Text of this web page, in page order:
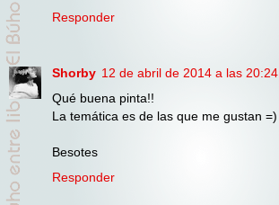
Responder
Shorby 12 de abril de 2014 a las 20:24
Qué buena pinta!!
La temática es de las que me gustan =)
Besotes
Responder